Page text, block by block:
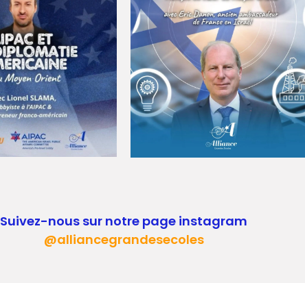
Suivez-nous sur notre page instagram
@alliancegrandesecoles